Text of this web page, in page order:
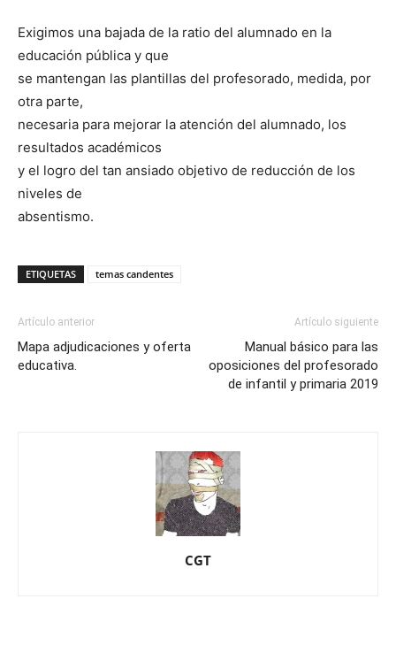
Exigimos una bajada de la ratio del alumnado en la
educación pública y que
se mantengan las plantillas del profesorado, medida, por
otra parte,
necesaria para mejorar la atención del alumnado, los
resultados académicos
y el logro del tan ansiado objetivo de reducción de los
niveles de
absentismo.
ETIQUETAS temas candentes
Artículo anterior
Mapa adjudicaciones y oferta
educativa.
Artículo siguiente
Manual básico para las
oposiciones del profesorado
de infantil y primaria 2019
CGT